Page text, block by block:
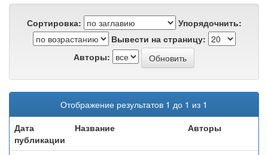
Сортировка:
Упорядочнить:
Вывести на страницу:
Авторы:
Отображение результатов 1 до 1 из 1
Дата
публикации
Название Авторы